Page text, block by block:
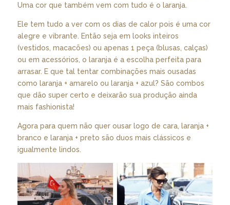
Uma cor que também vem com tudo é o laranja.
Ele tem tudo a ver com os dias de calor pois é uma cor
alegre e vibrante. Então seja em looks inteiros
(vestidos, macacões) ou apenas 1 peça (blusas, calças)
ou em acessórios, o laranja é a escolha perfeita para
arrasar. E que tal tentar combinações mais ousadas
como laranja + amarelo ou laranja + azul? São combos
que dão super certo e deixarão sua produção ainda
mais fashionista!
Agora para quem não quer ousar logo de cara, laranja +
branco e laranja + preto são duos mais clássicos e
igualmente lindos.